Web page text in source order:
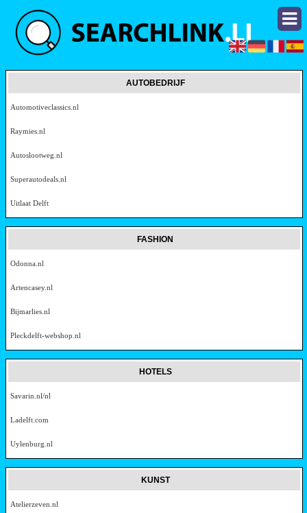
AUTOBEDRIJF
Automotiveclassics.nl
Raymies.nl
Autoslootweg.nl
Superautodeals.nl
Uitlaat Delft
FASHION
Odonna.nl
Artencasey.nl
Bijmarlies.nl
Pleckdelft-webshop.nl
HOTELS
Savarin.nl/nl
Ladelft.com
Uylenburg.nl
KUNST
Atelierzeven.nl